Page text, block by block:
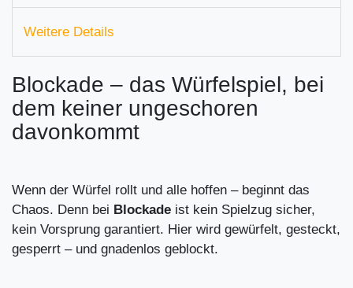
Weitere Details
Blockade – das Würfelspiel, bei
dem keiner ungeschoren
davonkommt
Wenn der Würfel rollt und alle hoffen – beginnt das
Chaos. Denn bei Blockade ist kein Spielzug sicher,
kein Vorsprung garantiert. Hier wird gewürfelt, gesteckt,
gesperrt – und gnadenlos geblockt.